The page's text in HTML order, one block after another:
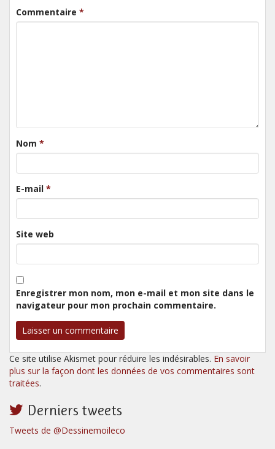
Commentaire *
Nom *
E-mail *
Site web
Enregistrer mon nom, mon e-mail et mon site dans le
navigateur pour mon prochain commentaire.
Ce site utilise Akismet pour réduire les indésirables. En savoir
plus sur la façon dont les données de vos commentaires sont
traitées.
Derniers tweets
Tweets de @Dessinemoileco